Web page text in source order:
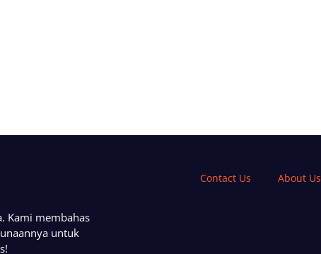
Kami membahas
untuk
Contact Us About Us